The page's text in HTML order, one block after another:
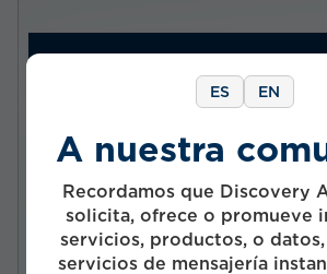
ES EN
A nuestra
Recordamos que Discovery
solicita, ofrece o promueve
servicios, productos, o
servicios de mensajería
Company status
Private
Investment status
Realized